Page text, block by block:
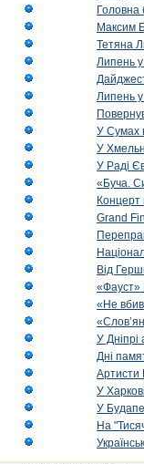
Головна
Максим
Тетяна
Липень у
Липень у
У Сумах
У
У Раді
«Буча.
Концерт
Grand
Від
«Фауст»
«Не
У Дніпрі
Дні
Артисти
У
У
На